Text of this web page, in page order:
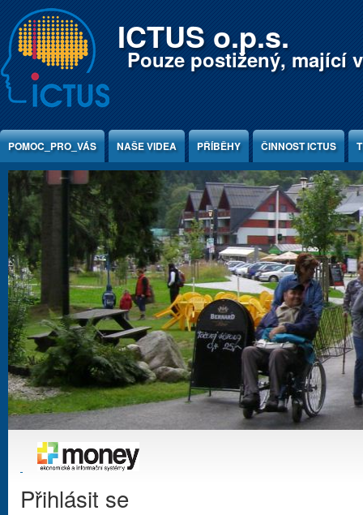
Jump to Content ICTUS o.p.s.
Pouze postižený, mající
POMOC_PRO_VÁS NAŠE VIDEA PŘÍBĚHY ČINNOST ICTUS
Přihlásit se